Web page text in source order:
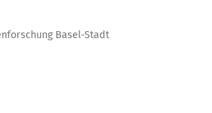
Basel-Stadt